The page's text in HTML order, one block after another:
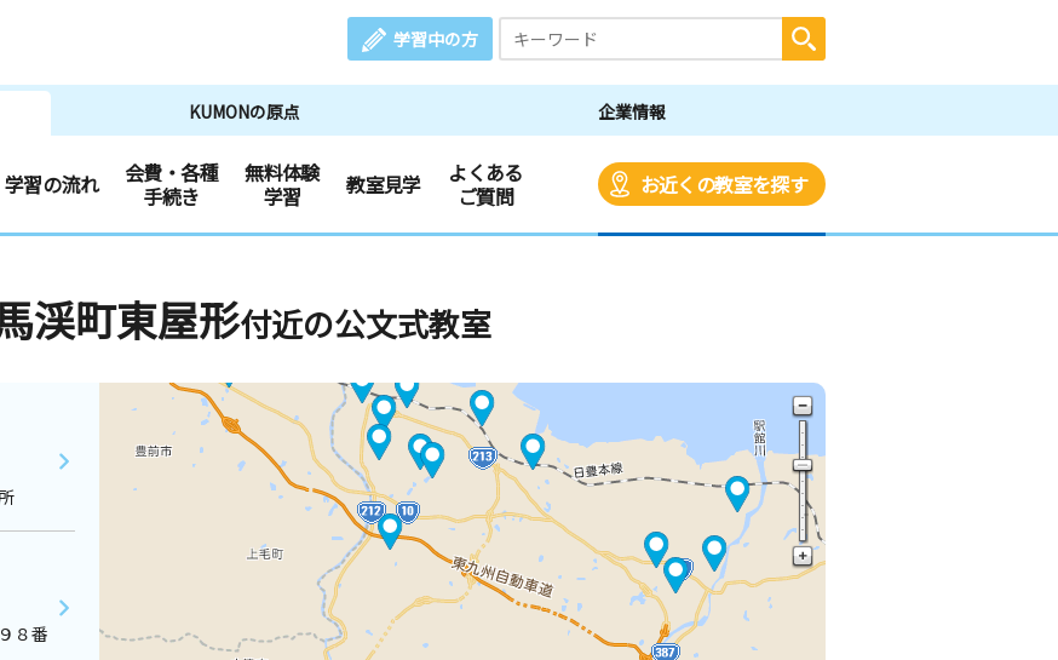
学習中の方
KUMONの原点 企業情報
学習の流れ
会費・各種
手続き
無料体験
学習
教室見学
よくある
ご質問
お近くの教室を探す
渓町東屋形付近の公文式教室
８番